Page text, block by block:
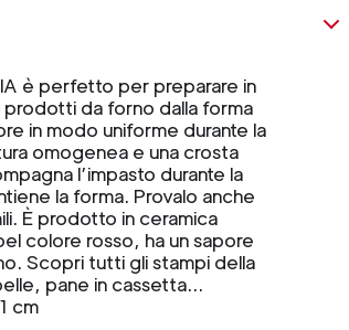
è perfetto per preparare in
da forno dalla forma
in modo uniforme durante la
omogenea e una crosta
l’impasto durante la
la forma. Provalo anche
È prodotto in ceramica
colore rosso, ha un sapore
Scopri tutti gli stampi della
pane in cassetta…
cm